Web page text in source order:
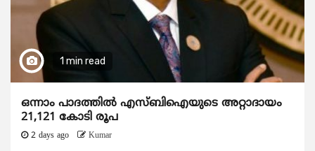
1 min read
ഒന്നാം പാദത്തിൽ എസ്ബിഐയുടെ അറ്റാദായം
21,121 കോടി രൂപ
2 days ago Kumar